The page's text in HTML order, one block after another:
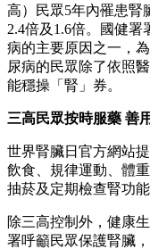
高）民眾5年內罹患腎
2.4倍及1.6倍。國健
病的主要原因之一，
尿病的民眾除了依照
能穩操「腎」券。
三高民眾按時服藥 善
世界腎臟日官方網站
飲食、規律運動、體
抽菸及定期檢查腎功能
除三高控制外，健康
署呼籲民眾保護腎臟